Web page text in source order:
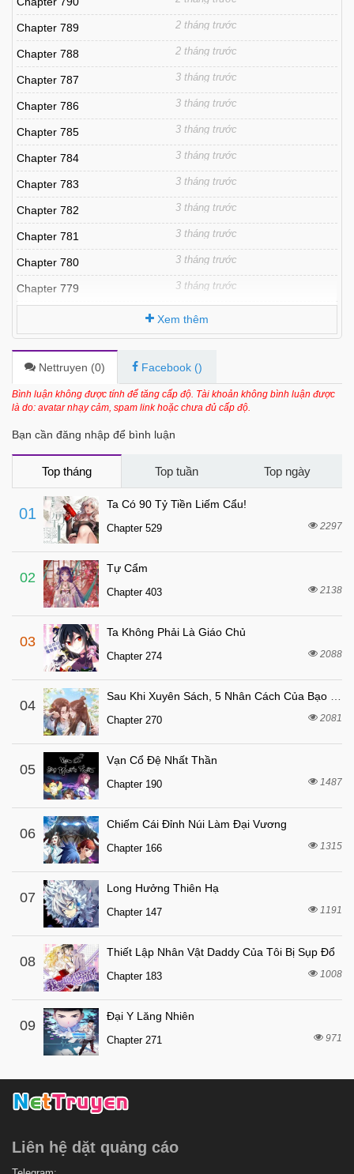
Chapter 789 2 tháng trước
Chapter 788 2 tháng trước
Chapter 787 3 tháng trước
Chapter 786 3 tháng trước
Chapter 785 3 tháng trước
Chapter 784 3 tháng trước
Chapter 783 3 tháng trước
Chapter 782 3 tháng trước
Chapter 781 3 tháng trước
Chapter 780 3 tháng trước
Chapter 779 3 tháng trước
Chapter 777 3 tháng trước
Chapter 776 3 tháng trước
Chapter 775 3 tháng trước
3 tháng trước
Chapter 773
Chapter 772 3 tháng trước
Chapter 771
Chapter 770
Chapter 769
Chapter 768
Chapter 767
Chapter 766
Chapter 765
Chapter 764 7 tháng trước
Chapter 763 7 tháng trước
Chapter 762
Chapter 761 7 tháng trước
Chapter 760
Chapter 759 7 tháng trước
Chapter 758
Chapter 757
Chapter 756 7 tháng trước
Chapter 755
Chapter 754 7 tháng trước
Chapter 753
Chapter 752
Chapter 751 7 tháng trước
Chapter 750
Chapter 748
Chapter 746 7 tháng trước
Xem thêm
Nettruyen (0) Facebook ()
Bình luận không được tính để tăng cấp độ. Tài khoản không bình luận được
là do: avatar nhạy cảm, spam link hoặc chưa đủ cấp độ.
Bạn cần đăng nhập để bình luận
Top tháng Top tuần Top ngày
01
Ta Có 90 Tỷ Tiền Liếm Cẩu!
Chapter 529 2297
02
Tự Cẩm
Chapter 403 2138
03
Ta Không Phải Là Giáo Chủ
Chapter 274 2088
04
Chapter 270 2081
05
Vạn Cổ Đệ Nhất Thần
Chapter 190 1487
06
Chiếm Cái Đỉnh Núi Làm Đại Vương
Chapter 166 1315
07
Long Hưởng Thiên Hạ
Chapter 147 1191
08
Thiết Lập Nhân Vật Daddy Của Tôi Bị Sụp Đổ
Chapter 183 1008
09
Đại Y Lăng Nhiên
Chapter 271 971
Liên hệ dặt quảng cáo